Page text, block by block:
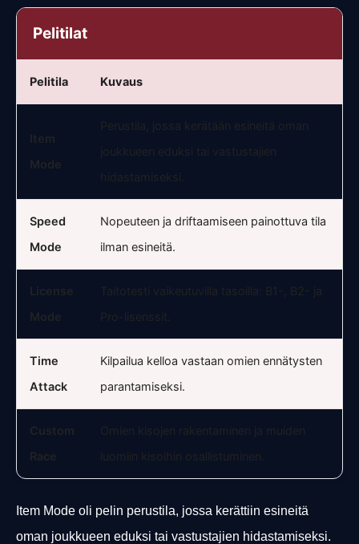
Pelitilat
Pelitila Kuvaus
Item
Mode
Perustila, jossa kerätään esineitä oman
joukkueen eduksi tai vastustajien
hidastamiseksi.
Speed
Mode
Nopeuteen ja driftaamiseen painottuva tila
ilman esineitä.
License
Mode
Taitotesti vaikeutuvilla tasoilla: B1-, B2- ja
Pro-lisenssit.
Time
Attack
Kilpailua kelloa vastaan omien ennätysten
parantamiseksi.
Custom
Race
Omien kisojen rakentaminen ja muiden
luomiin kisoihin osallistuminen.
Item Mode oli pelin perustila, jossa kerättiin esineitä
oman joukkueen eduksi tai vastustajien hidastamiseksi.